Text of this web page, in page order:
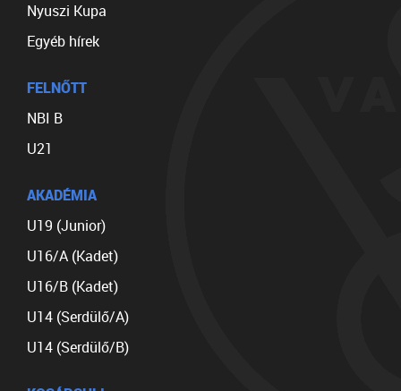
Nyuszi Kupa
Egyéb hírek
FELNŐTT
NBI B
U21
AKADÉMIA
U19 (Junior)
U16/A (Kadet)
U16/B (Kadet)
U14 (Serdülő/A)
U14 (Serdülő/B)